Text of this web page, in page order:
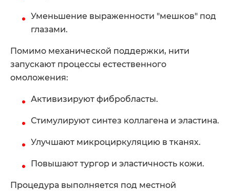
Уменьшение выраженности "мешков" под
глазами.
Помимо механической поддержки, нити
запускают процессы естественного
омоложения:
Активизируют фибробласты.
Стимулируют синтез коллагена и эластина.
Улучшают микроциркуляцию в тканях.
Повышают тургор и эластичность кожи.
Процедура выполняется под местной